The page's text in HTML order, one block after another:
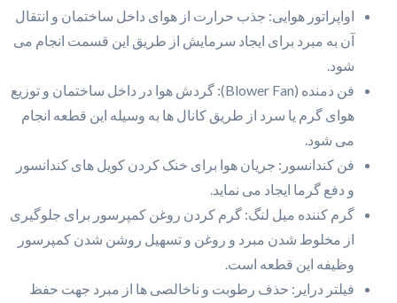
اواپراتور هوایی: جذب حرارت از هوای داخل ساختمان و انتقال
آن به مبرد برای ایجاد سرمایش از طریق این قسمت انجام می
شود.
فن دمنده (Blower Fan): گردش هوا در داخل ساختمان و توزیع
هوای گرم یا سرد از طریق کانال ها به وسیله این قطعه انجام
می شود.
فن کندانسور: جریان هوا برای خنک کردن کویل های کندانسور
و دفع گرما ایجاد می نماید.
گرم کننده میل‌ لنگ: گرم کردن روغن کمپرسور برای جلوگیری
از مخلوط شدن مبرد و روغن و تسهیل روشن شدن کمپرسور
وظیفه این قطعه است.
فیلتر درایر: حذف رطوبت و ناخالصی ها از مبرد جهت حفظ